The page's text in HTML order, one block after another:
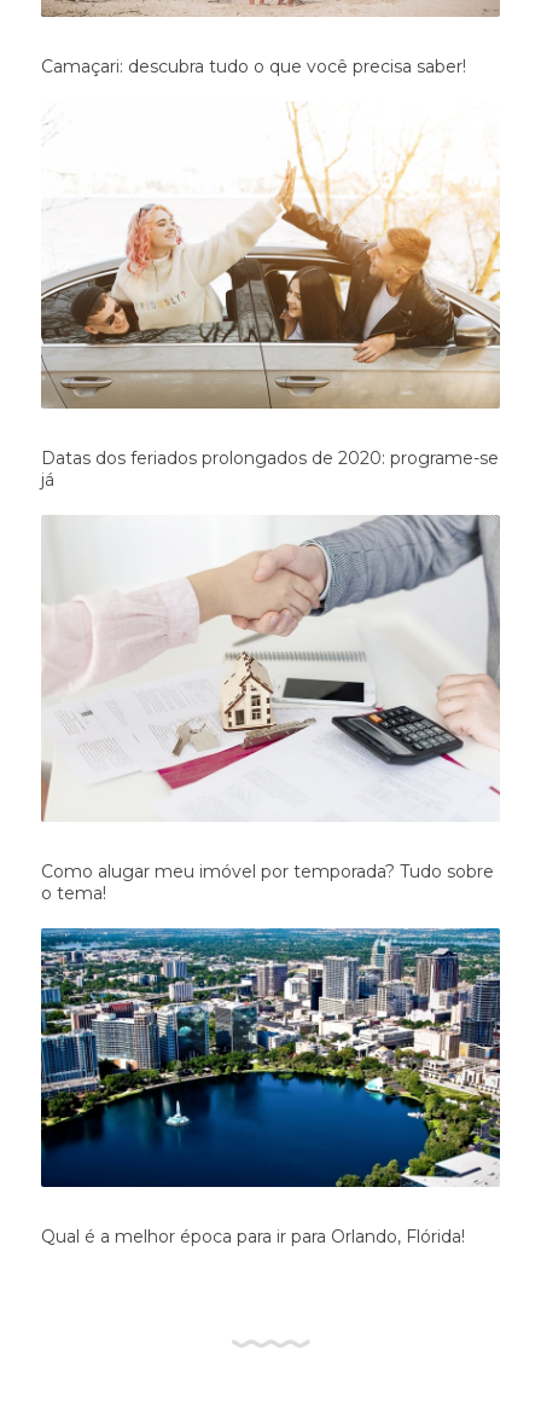
Camaçari: descubra tudo o que você precisa saber!
Datas dos feriados prolongados de 2020: programe-se
já
Como alugar meu imóvel por temporada? Tudo sobre
o tema!
Qual é a melhor época para ir para Orlando, Flórida!